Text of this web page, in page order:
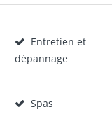
Entretien et
dépannage
Spas